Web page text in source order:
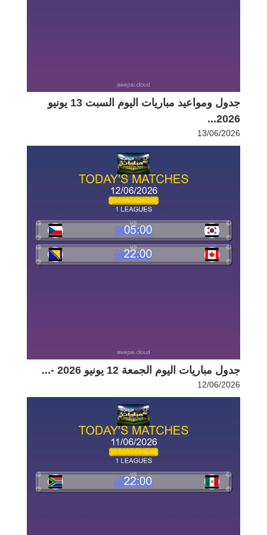
جدول ومواعيد مباريات اليوم السبت 13 يونيو
2026...
13/06/2026
جدول مباريات اليوم الجمعة 12 يونيو 2026 -...
12/06/2026